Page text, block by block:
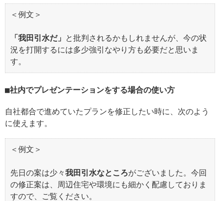
＜例文＞
「我田引水だ」
と批判されるかもしれませんが、今の状
況を打開するには多少強引なやり方も必要だと思いま
す。
社内でプレゼンテーションをする場合の使い方
自社都合で進めていたプランを修正したい時に、次のよう
に使えます。
＜例文＞
先日の案は少々我田引水なところがございました。今回
の修正案は、周辺住宅や環境にも細かく配慮しておりま
すので、ご覧ください。